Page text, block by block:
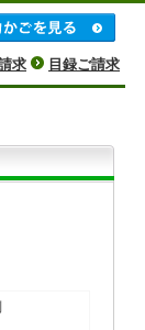
求 目録ご請求